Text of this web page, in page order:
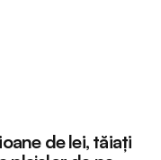
de lei, tăiați